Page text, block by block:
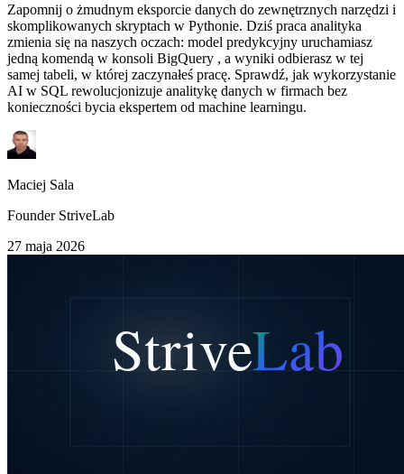
Zapomnij o żmudnym eksporcie danych do zewnętrznych narzędzi i
skomplikowanych skryptach w Pythonie. Dziś praca analityka
zmienia się na naszych oczach: model predykcyjny uruchamiasz
jedną komendą w konsoli BigQuery , a wyniki odbierasz w tej
samej tabeli, w której zaczynałeś pracę. Sprawdź, jak wykorzystanie
AI w SQL rewolucjonizuje analitykę danych w firmach bez
konieczności bycia ekspertem od machine learningu.
Maciej Sala
Founder StriveLab
27 maja 2026